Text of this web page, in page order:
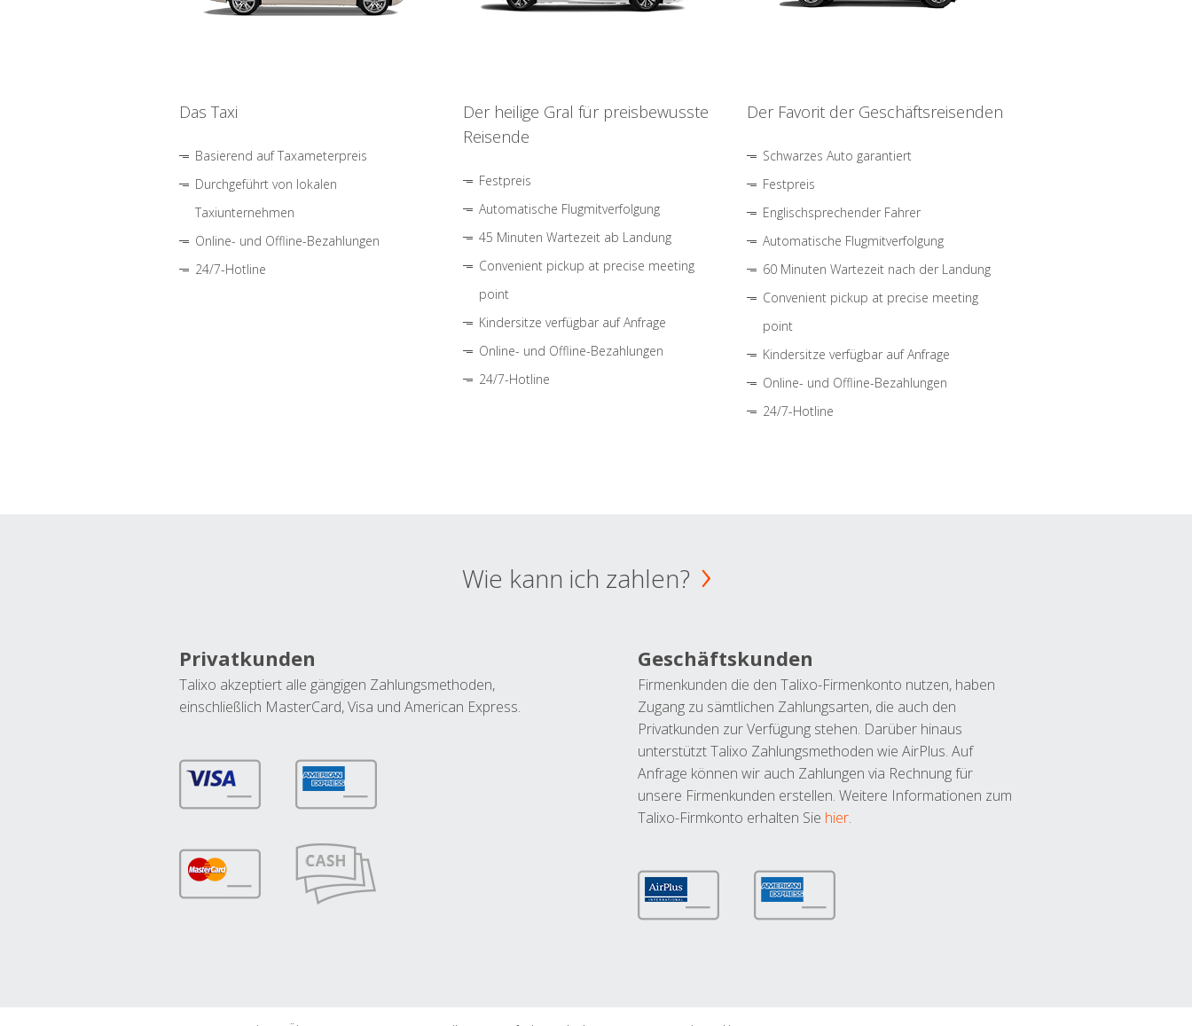
Das Taxi
Basierend auf Taxameterpreis
Durchgeführt von lokalen
Taxiunternehmen
Online- und Offline-Bezahlungen
24/7-Hotline
Der heilige Gral für preisbewusste
Reisende
Festpreis
Automatische Flugmitverfolgung
45 Minuten Wartezeit ab Landung
Convenient pickup at precise meeting
point
Kindersitze verfügbar auf Anfrage
Online- und Offline-Bezahlungen
24/7-Hotline
Der Favorit der Geschäftsreisenden
Schwarzes Auto garantiert
Festpreis
Englischsprechender Fahrer
Automatische Flugmitverfolgung
60 Minuten Wartezeit nach der Landung
Convenient pickup at precise meeting
point
Kindersitze verfügbar auf Anfrage
Online- und Offline-Bezahlungen
24/7-Hotline
Wie kann ich zahlen?
Privatkunden
Talixo akzeptiert alle gängigen Zahlungsmethoden,
einschließlich MasterCard, Visa und American Express.
Geschäftskunden
Firmenkunden die den Talixo-Firmenkonto nutzen, haben
Zugang zu sämtlichen Zahlungsarten, die auch den
Privatkunden zur Verfügung stehen. Darüber hinaus
unterstützt Talixo Zahlungsmethoden wie AirPlus. Auf
Anfrage können wir auch Zahlungen via Rechnung für
unsere Firmenkunden erstellen. Weitere Informationen zum
Talixo-Firmkonto erhalten Sie hier.